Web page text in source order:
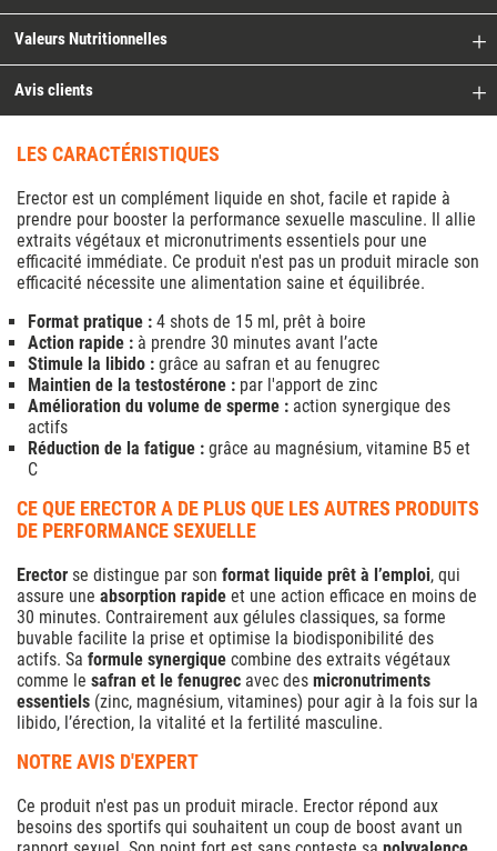
Valeurs Nutritionnelles
Avis clients
LES CARACTÉRISTIQUES
Erector est un complément liquide en shot, facile et rapide à
prendre pour booster la performance sexuelle masculine. Il allie
extraits végétaux et micronutriments essentiels pour une
efficacité immédiate. Ce produit n'est pas un produit miracle son
efficacité nécessite une alimentation saine et équilibrée.
Format pratique : 4 shots de 15 ml, prêt à boire
Action rapide : à prendre 30 minutes avant l’acte
Stimule la libido : grâce au safran et au fenugrec
Maintien de la testostérone : par l'apport de zinc
Amélioration du volume de sperme : action synergique des
actifs
Réduction de la fatigue : grâce au magnésium, vitamine B5 et
C
CE QUE ERECTOR A DE PLUS QUE LES AUTRES PRODUITS
DE PERFORMANCE SEXUELLE
Erector se distingue par son format liquide prêt à l’emploi, qui
assure une absorption rapide et une action efficace en moins de
30 minutes. Contrairement aux gélules classiques, sa forme
buvable facilite la prise et optimise la biodisponibilité des
actifs. Sa formule synergique combine des extraits végétaux
comme le safran et le fenugrec avec des micronutriments
essentiels (zinc, magnésium, vitamines) pour agir à la fois sur la
libido, l’érection, la vitalité et la fertilité masculine.
NOTRE AVIS D'EXPERT
Ce produit n'est pas un produit miracle. Erector répond aux
besoins des sportifs qui souhaitent un coup de boost avant un